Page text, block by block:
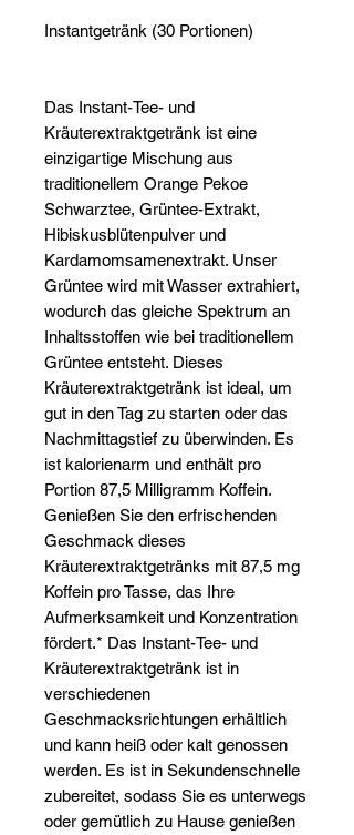
Instantgetränk (30 Portionen)
Das Instant-Tee- und
Kräuterextraktgetränk ist eine
einzigartige Mischung aus
traditionellem Orange Pekoe
Schwarztee, Grüntee-Extrakt,
Hibiskusblütenpulver und
Kardamomsamenextrakt. Unser
Grüntee wird mit Wasser extrahiert,
wodurch das gleiche Spektrum an
Inhaltsstoffen wie bei traditionellem
Grüntee entsteht. Dieses
Kräuterextraktgetränk ist ideal, um
gut in den Tag zu starten oder das
Nachmittagstief zu überwinden. Es
ist kalorienarm und enthält pro
Portion 87,5 Milligramm Koffein.
Genießen Sie den erfrischenden
Geschmack dieses
Kräuterextraktgetränks mit 87,5 mg
Koffein pro Tasse, das Ihre
Aufmerksamkeit und Konzentration
fördert.* Das Instant-Tee- und
Kräuterextraktgetränk ist in
verschiedenen
Geschmacksrichtungen erhältlich
und kann heiß oder kalt genossen
werden. Es ist in Sekundenschnelle
zubereitet, sodass Sie es unterwegs
oder gemütlich zu Hause genießen